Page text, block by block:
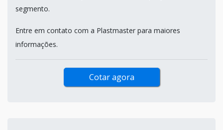
segmento.
Entre em contato com a Plastmaster para maiores
informações.
Cotar agora